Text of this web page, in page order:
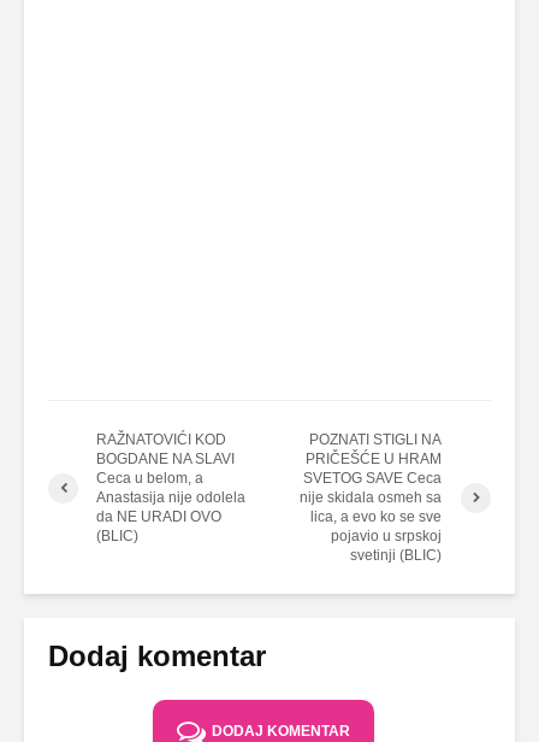
RAŽNATOVIĆI KOD
BOGDANE NA SLAVI
Ceca u belom, a
Anastasija nije odolela
da NE URADI OVO
(BLIC)
POZNATI STIGLI NA
PRIČEŠĆE U HRAM
SVETOG SAVE Ceca
nije skidala osmeh sa
lica, a evo ko se sve
pojavio u srpskoj
svetinji (BLIC)
Dodaj komentar
DODAJ KOMENTAR